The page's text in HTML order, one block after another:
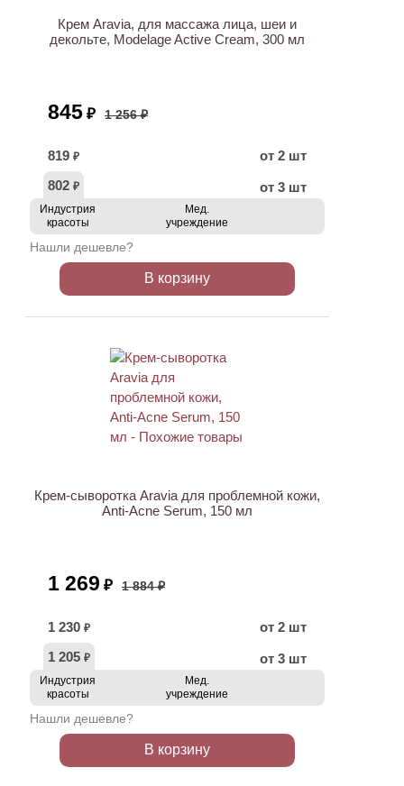
Крем Aravia, для массажа лица, шеи и
декольте, Modelage Active Cream, 300 мл
845 ₽ 1 256 ₽
819 ₽
от 2 шт
802 ₽ от 3 шт
Индустрия
красоты
Мед.
учреждение
Нашли дешевле?
В корзину
Крем-сыворотка Aravia для проблемной кожи,
Anti-Acne Serum, 150 мл
1 269 ₽ 1 884 ₽
1 230 ₽
от 2 шт
1 205 ₽ от 3 шт
Индустрия
красоты
Мед.
учреждение
Нашли дешевле?
В корзину